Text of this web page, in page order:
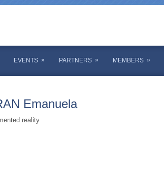
EVENTS » PARTNERS » MEMBERS »
Emanuela
reality